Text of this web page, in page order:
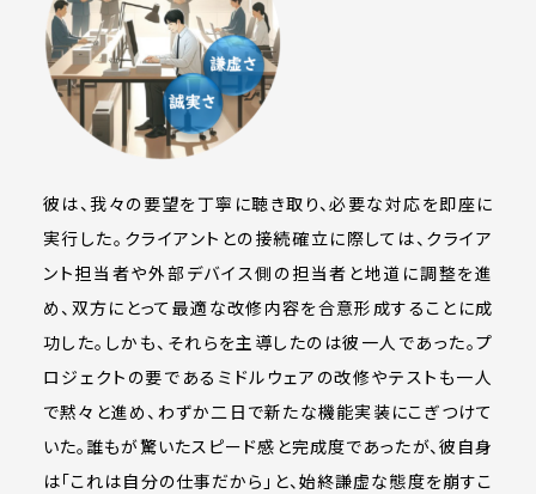
彼は、我々の要望を丁寧に聴き取り、必要な対応を即座に
実行した。クライアントとの接続確立に際しては、クライア
ント担当者や外部デバイス側の担当者と地道に調整を進
め、双方にとって最適な改修内容を合意形成することに成
功した。しかも、それらを主導したのは彼一人であった。プ
ロジェクトの要であるミドルウェアの改修やテストも一人
で黙々と進め、わずか二日で新たな機能実装にこぎつけて
いた。誰もが驚いたスピード感と完成度であったが、彼自身
は「これは自分の仕事だから」と、始終謙虚な態度を崩すこ